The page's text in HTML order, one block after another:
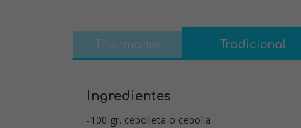
Thermomix Tradicional
Ingredientes
-100 gr. cebolleta o cebolla